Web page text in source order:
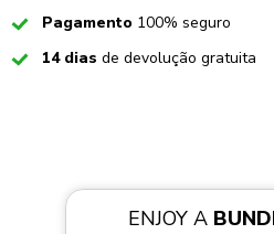
CheckedPagamento 100% seguro
Checked
14 dias de devolução gratuita
ENJOY A